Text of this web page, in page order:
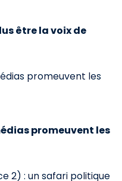
être la voix de
promeuvent les